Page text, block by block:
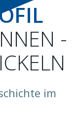
-
im